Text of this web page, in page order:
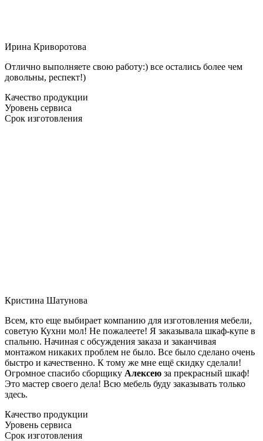
Ирина Криворотова
Отлично выполняете свою работу:) все остались более чем
довольны, респект!)
Качество продукции
Уровень сервиса
Срок изготовления
Кристина Шатунова
Всем, кто еще выбирает компанию для изготовления мебели,
советую Кухни мол! Не пожалеете! Я заказывала шкаф-купе в
спальню. Начиная с обсуждения заказа и заканчивая
монтажом никаких проблем не было. Все было сделано очень
быстро и качественно. К тому же мне ещё скидку сделали!
Огромное спасибо сборщику Алексею за прекрасный шкаф!
Это мастер своего дела! Всю мебель буду заказывать только
здесь.
Качество продукции
Уровень сервиса
Срок изготовления